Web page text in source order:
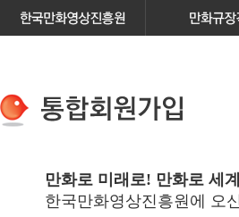
만화로 미래로! 만화로 세
한국만화영상진흥원에 오